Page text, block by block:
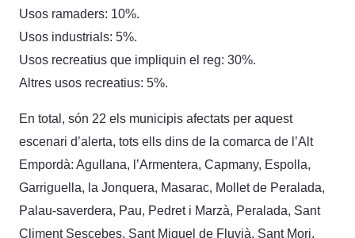
Usos ramaders: 10%.
Usos industrials: 5%.
Usos recreatius que impliquin el reg: 30%.
Altres usos recreatius: 5%.
En total, són 22 els municipis afectats per aquest
escenari d’alerta, tots ells dins de la comarca de l’Alt
Empordà: Agullana, l’Armentera, Capmany, Espolla,
Garriguella, la Jonquera, Masarac, Mollet de Peralada,
Palau-saverdera, Pau, Pedret i Marzà, Peralada, Sant
Climent Sescebes, Sant Miquel de Fluvià, Sant Mori,